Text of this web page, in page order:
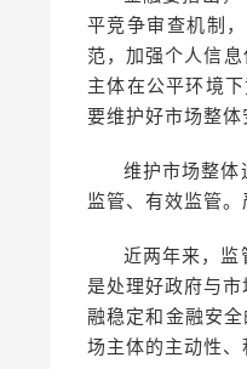
平竞争审查机制
范，加强个人信息
主体在公平环境
要维护好市场整体
维护市场整体
监管、有效监管
近两年来，监
是处理好政府与
融稳定和金融安
场主体的主动性